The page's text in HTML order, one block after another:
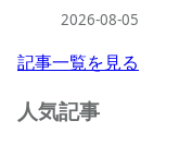
2026-08-05
記事一覧を見る
人気記事